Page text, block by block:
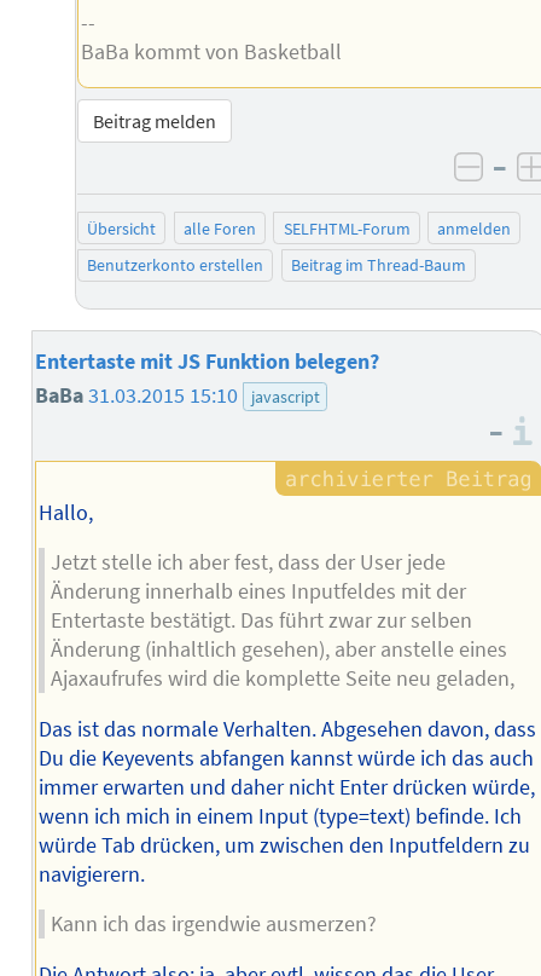
--
BaBa kommt von Basketball
Beitrag melden
–
Übersicht alle Foren SELFHTML-Forum
anmelden
Benutzerkonto erstellen
Beitrag im Thread-Baum
Entertaste mit JS Funktion belegen?
BaBa31.03.2015 15:10 javascript
–
Hallo,
Jetzt stelle ich aber fest, dass der User jede
Änderung innerhalb eines Inputfeldes mit der
Entertaste bestätigt. Das führt zwar zur selben
Änderung (inhaltlich gesehen), aber anstelle eines
Ajaxaufrufes wird die komplette Seite neu geladen,
Das ist das normale Verhalten. Abgesehen davon, dass
Du die Keyevents abfangen kannst würde ich das auch
immer erwarten und daher nicht Enter drücken würde,
wenn ich mich in einem Input (type=text) befinde. Ich
würde Tab drücken, um zwischen den Inputfeldern zu
navigierern.
Kann ich das irgendwie ausmerzen?